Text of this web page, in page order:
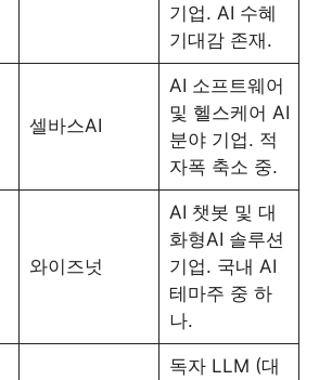
기업. AI 수혜
기대감 존재.
셀바스AI
AI 소프트웨어
및 헬스케어 AI
분야 기업. 적
자폭 축소 중.
와이즈넛
AI 챗봇 및 대
화형AI 솔루션
기업. 국내 AI
테마주 중 하
나.
독자 LLM (대